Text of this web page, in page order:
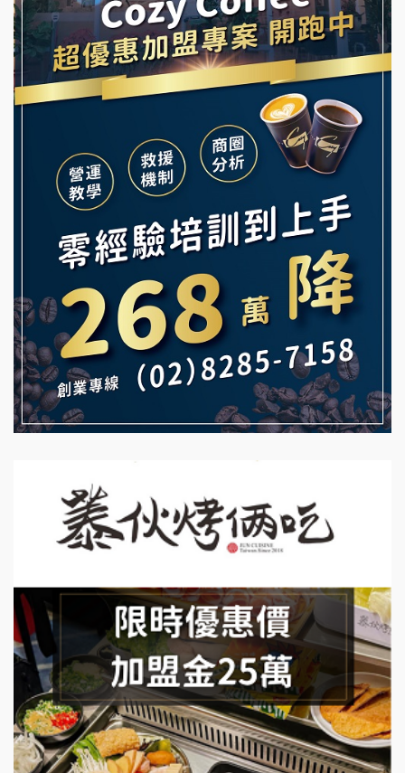
早安山丘加盟說明會
冰封仙果加盟說明會
Ramble Café 漫步藍咖啡加盟說明會
微風亭鐵板燒加盟說明會
鮮茶道加盟說明會
【曉妍美妝】誠徵行政櫃檯
自助洗衣店誠徵代洗收送人員(台中市)
MUSHEN徵SPA美容芳療師
日十。早午食加盟說明會
龍涎居好湯加盟說明會
舒油頭加盟說明會
義氣豐發雞加盟說明會
Mr.Wish加盟說明會
白鬍泡泡 BOHO POPO加盟說明會
雞咕雞咕加盟說明會
TEA TOP加盟說明會
珍好味臭臭鍋加盟說明會
日十。早午食加盟說明會
上宇林加盟說明會
手作功夫茶加盟說明會
SHARE TEA歇腳亭加盟說明會
潮味決-湯滷專門店加盟說明會
鬍子茶加盟說明會